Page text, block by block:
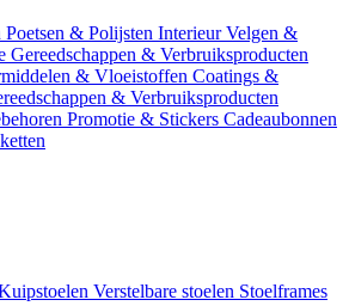
Poetsen & Polijsten InterieurVelgen &
Gereedschappen & Verbruiksproducten
& Vloeistoffen Coatings &
& Verbruiksproducten
Promotie & Stickers Cadeaubonnen
Verstelbare stoelen Stoelframes